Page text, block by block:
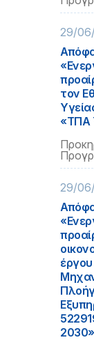
29/
τον
«ΤΠΑ
29/
2030»